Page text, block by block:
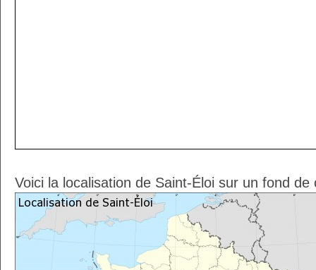
Voici la localisation de Saint-Éloi sur un fond